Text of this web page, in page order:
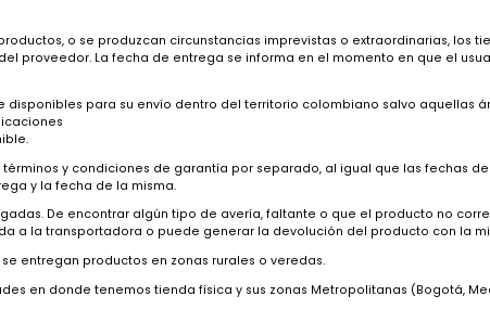
Place serán enviadas a domicilio. Estas compras no se entregan
en envíos diferentes.
de los Productos o por errores producidos en el
otros.
de los productos, o se produzcan circunstancias imprevistas o
del proveedor. La fecha de entrega se informa en el
disponibles para su envío dentro del territorio
disponible.